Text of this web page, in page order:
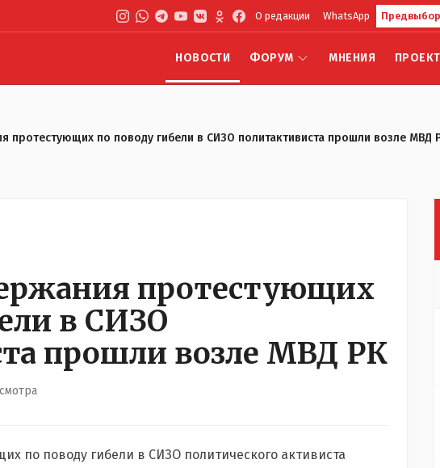
О редакции WhatsApp
НОВОСТИ ФОРУМ МНЕНИЯ
протестующих по поводу гибели в СИЗО политактивиста прошли возле МВД
протестующих
в СИЗО
прошли возле МВД РК
по поводу гибели в СИЗО политического активиста